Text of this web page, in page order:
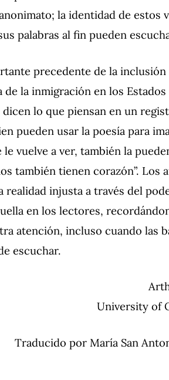
la identidad de estos
palabras al fin pueden
precedente de la inclusión
la inmigración en los Estados
lo que piensan en un
pueden usar la poesía para
vuelve a ver, también la
también tienen corazón”. Los
realidad injusta a través del
en los lectores,
atención, incluso cuando las
escuchar.
University of
Traducido por María San